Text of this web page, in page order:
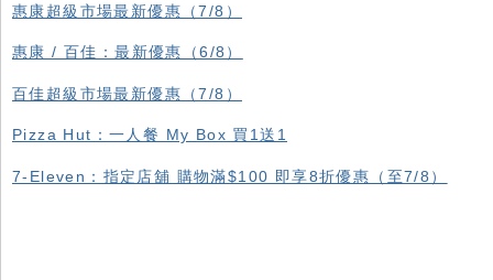
惠康超級市場最新優惠（7/8）
惠康 / 百佳：最新優惠（6/8）
百佳超級市場最新優惠（7/8）
Pizza Hut：一人餐 My Box 買1送1
7-Eleven：指定店舖 購物滿$100 即享8折優惠（至7/8）